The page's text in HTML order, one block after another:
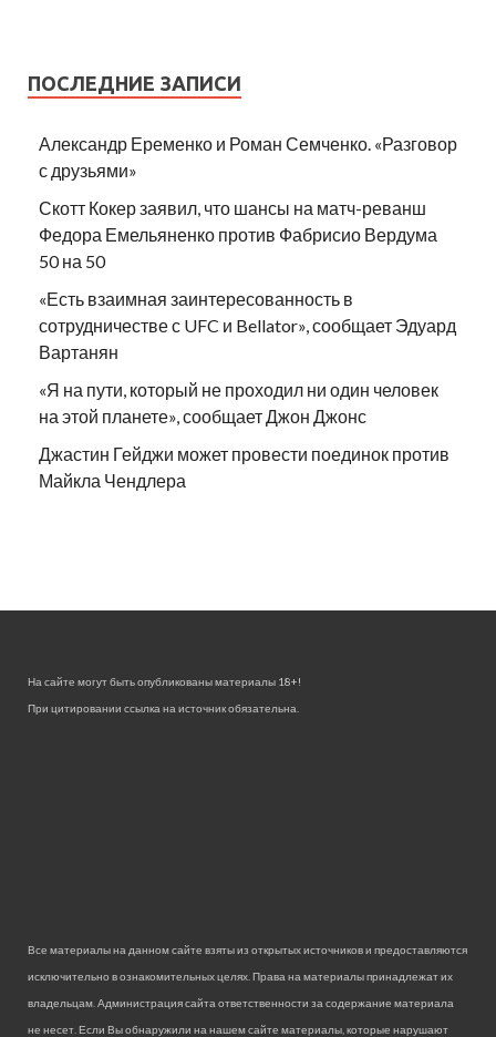
ПОСЛЕДНИЕ ЗАПИСИ
Александр Еременко и Роман Семченко. «Разговор
с друзьями»
Скотт Кокер заявил, что шансы на матч-реванш
Федора Емельяненко против Фабрисио Вердума
50 на 50
«Есть взаимная заинтересованность в
сотрудничестве с UFC и Bellator», сообщает Эдуард
Вартанян
«Я на пути, который не проходил ни один человек
на этой планете», сообщает Джон Джонс
Джастин Гейджи может провести поединок против
Майкла Чендлера
На сайте могут быть опубликованы материалы 18+!
При цитировании ссылка на источник обязательна.
Все материалы на данном сайте взяты из открытых источников и предоставляются
исключительно в ознакомительных целях. Права на материалы принадлежат их
владельцам. Администрация сайта ответственности за содержание материала
не несет. Если Вы обнаружили на нашем сайте материалы, которые нарушают